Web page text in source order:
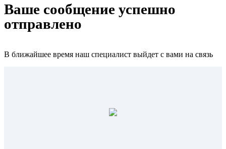
Ваше сообщение успешно
отправлено
В ближайшее время наш специалист выйдет с вами на связь